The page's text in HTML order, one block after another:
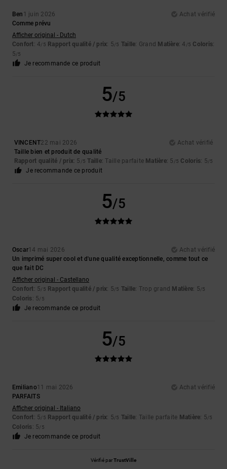
Ben 1 juin 2026
Achat vérifié
Comme prévu
Afficher original - Dutch
Confort: 4/5 Rapport qualité / prix: 5/5 Taille: Grand Matière: 4 /5 Coloris:
5/5
Je recommande ce produit
5/5
VINCENT22 mai 2026
Achat vérifié
Taille bien et produit de qualité
Rapport qualité / prix: 5 /5 Taille: Taille parfaite Matière: 5 /5 Coloris: 5/5
Je recommande ce produit
5/5
Oscar14 mai 2026
Achat vérifié
Un imprimé super cool et d'une qualité exceptionnelle, comme tout ce
que fait DC
Afficher original - Castellano
Confort: 5/5 Rapport qualité / prix: 5/5 Taille: Trop grand Matière: 5/5
Coloris: 5/5
Je recommande ce produit
5/5
Emiliano11 mai 2026
Achat vérifié
PARFAITS
Afficher original - Italiano
Confort: 5/5 Rapport qualité / prix: 5/5 Taille: Taille parfaite Matière: 5/5
Coloris: 5/5
Je recommande ce produit
Vérifié parTrustVille